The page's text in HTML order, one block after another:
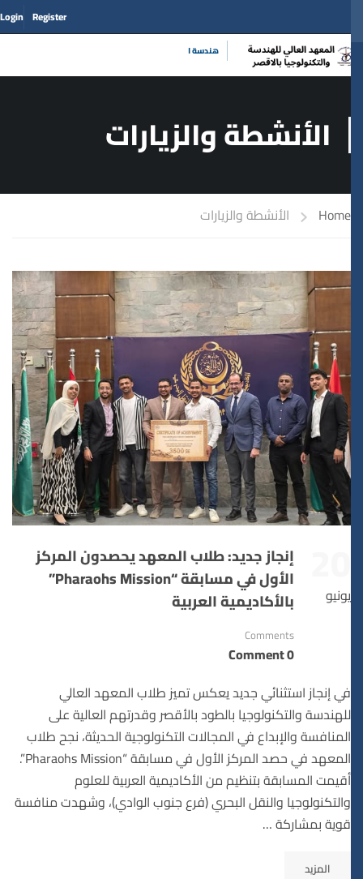
Register
Login
حيث يلتق|
الأنشطة والزيارات
Home الأنشطة والزيارات
يونيو
إنجاز جديد: طلاب المعهد يحصدون المركز
الأول في مسابقة “Pharaohs Mission”
بالأكاديمية العربية
Comments
في إنجاز استثنائي جديد يعكس تميز طلاب المعهد العالي
للهندسة والتكنولوجيا بالطود بالأقصر وقدرتهم العالية على
المنافسة والإبداع في المجالات التكنولوجية الحديثة، نجح طلاب
المعهد في حصد المركز الأول في مسابقة “Pharaohs Mission”.
أقيمت المسابقة بتنظيم من الأكاديمية العربية للعلوم
والتكنولوجيا والنقل البحري (فرع جنوب الوادي)، وشهدت منافسة
قوية بمشاركة …
المزيد